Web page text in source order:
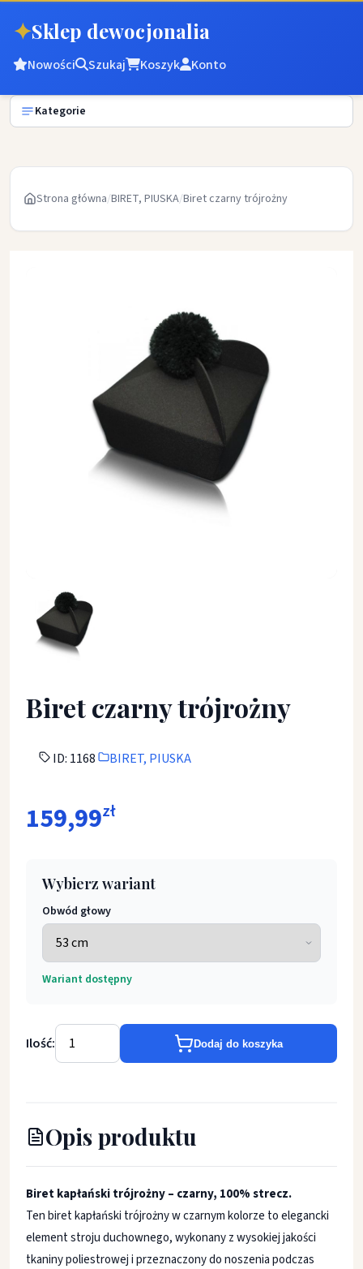
✦Sklep dewocjonalia
Nowości Szukaj Koszyk Konto
Kategorie
Strona główna/BIRET, PIUSKA/Biret czarny trójrożny
Biret czarny trójrożny - BIRET, PIUSKA - Biret czarny
Biret czarny trójrożny
ID: 1168 BIRET, PIUSKA
159,99zł
Wybierz wariant
Obwód głowy
Wariant dostępny
Ilość: Dodaj do koszyka
Opis produktu
Biret kapłański trójrożny – czarny, 100% strecz.
Ten biret kapłański trójrożny w czarnym kolorze to elegancki
element stroju duchownego, wykonany z wysokiej jakości
tkaniny poliestrowej i przeznaczony do noszenia podczas